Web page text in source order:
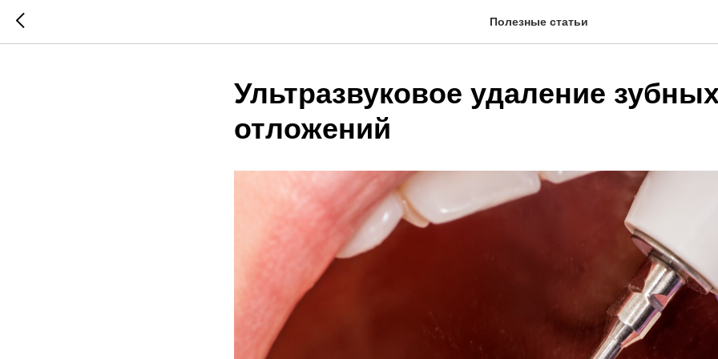
Полезные статьи
Ультразвуковое удаление
отложений